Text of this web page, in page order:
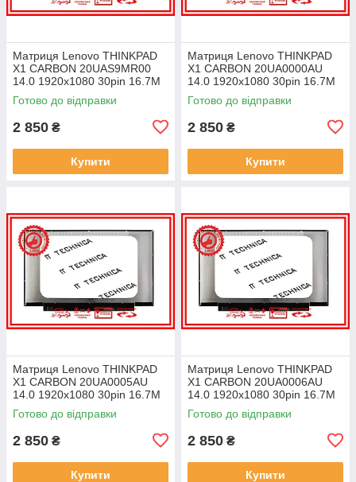
Матриця Lenovo THINKPAD
X1 CARBON 20UAS9MR00
14.0 1920x1080 30pin 16.7M
45% NTSC 300 cd/m² для
ноутбука
Готово до відправки
2 850 ₴
Купити
Матриця Lenovo THINKPAD
X1 CARBON 20UA0000AU
14.0 1920x1080 30pin 16.7M
45% NTSC 300 cd/m² для
ноутбука
Готово до відправки
2 850 ₴
Купити
Матриця Lenovo THINKPAD
X1 CARBON 20UA0005AU
14.0 1920x1080 30pin 16.7M
45% NTSC 300 cd/m² для
ноутбука
Готово до відправки
2 850 ₴
Купити
Матриця Lenovo THINKPAD
X1 CARBON 20UA0006AU
14.0 1920x1080 30pin 16.7M
45% NTSC 300 cd/m² для
ноутбука
Готово до відправки
2 850 ₴
Купити